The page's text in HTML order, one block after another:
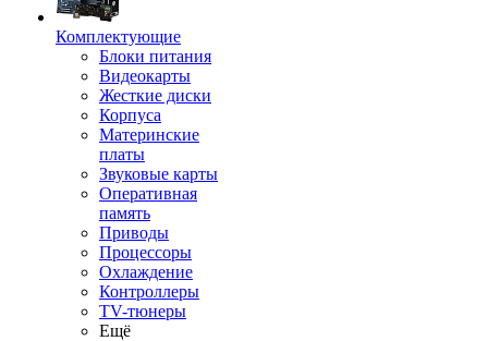
Комплектующие
Блоки питания
Видеокарты
Жесткие диски
Корпуса
Материнские
платы
Звуковые карты
Оперативная
память
Приводы
Процессоры
Охлаждение
Контроллеры
TV-тюнеры
Ещё